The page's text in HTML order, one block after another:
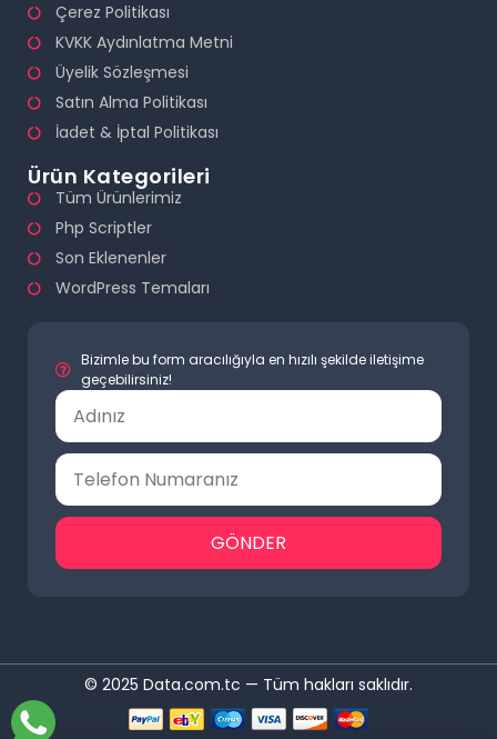
Çerez Politikası
KVKK Aydınlatma Metni
Üyelik Sözleşmesi
Satın Alma Politikası
İadet & İptal Politikası
Ürün Kategorileri
Tüm Ürünlerimiz
Php Scriptler
Son Eklenenler
WordPress Temaları
Bizimle bu form aracılığıyla en hızılı şekilde iletişime
geçebilirsiniz!
GÖNDER
© 2025 Data.com.tc — Tüm hakları saklıdır.